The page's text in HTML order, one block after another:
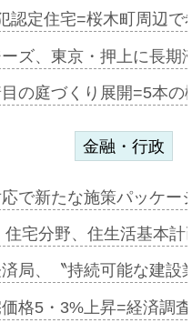
認定住宅=桜木町周辺
ズ、東京・押上に長
の庭づくり展開=5本
金融・行政
で新たな施策パッケ
住宅分野、住生活基本
局、〝持続可能な建
格5・3%上昇=経済調